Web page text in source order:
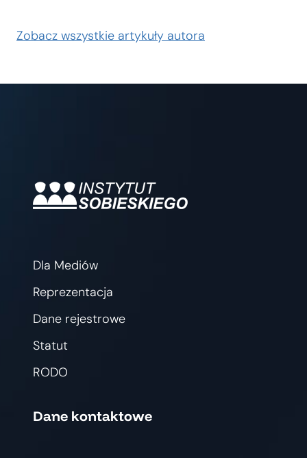
Zobacz wszystkie artykuły autora
Dla Mediów
Reprezentacja
Dane rejestrowe
Statut
RODO
Dane kontaktowe